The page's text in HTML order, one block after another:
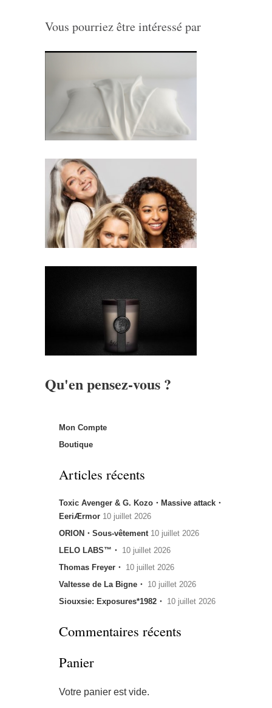
Vous pourriez être intéressé par
Qu'en pensez-vous ?
Mon Compte
Boutique
Articles récents
Toxic Avenger & G. Kozo・Massive attack・
EeriÆrmor 10 juillet 2026
ORION・Sous-vêtement 10 juillet 2026
LELO LABS™・ 10 juillet 2026
Thomas Freyer・ 10 juillet 2026
Valtesse de La Bigne・ 10 juillet 2026
Siouxsie: Exposures*1982・ 10 juillet 2026
Commentaires récents
Panier
Votre panier est vide.